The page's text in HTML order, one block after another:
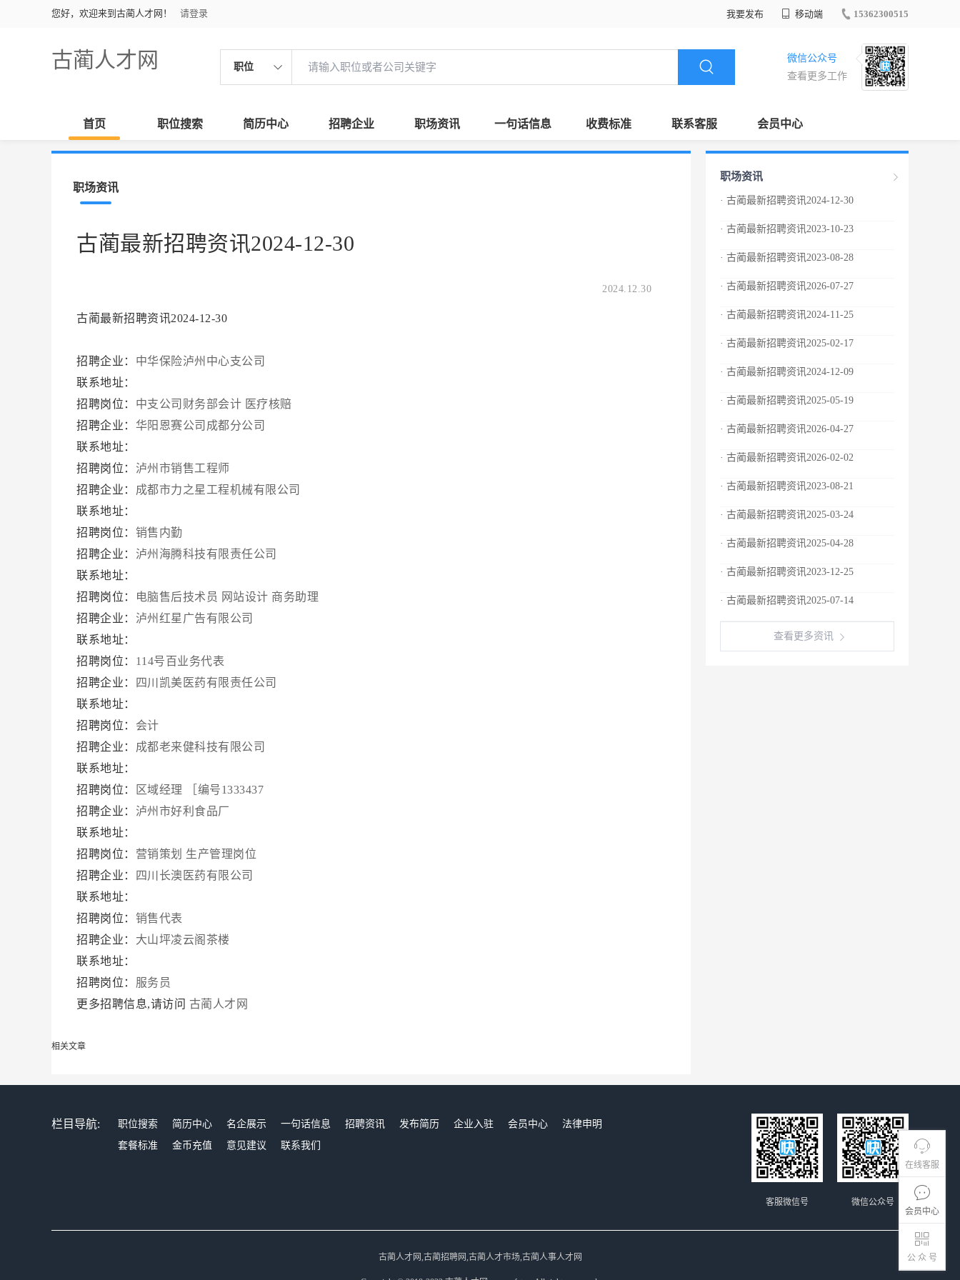
您好，欢迎来到古蔺人才网！ 请登录 我要发布 移动端 15362300515
古蔺人才网 职位
微信公众号
查看更多工作
首页 职位搜索 简历中心 招聘企业 职场资讯 一句话信息 收费标准 联系客服 会员中心
在线客服
会员中心
公 众 号
职场资讯
古蔺最新招聘资讯2024-12-30
2024.12.30
古蔺最新招聘资讯2024-12-30
招聘企业： 中华保险泸州中心支公司
联系地址：
招聘岗位： 中支公司财务部会计 医疗核赔
招聘企业： 华阳恩赛公司成都分公司
联系地址：
招聘岗位： 泸州市销售工程师
招聘企业： 成都市力之星工程机械有限公司
联系地址：
招聘岗位： 销售内勤
招聘企业： 泸州海腾科技有限责任公司
联系地址：
招聘岗位：
电脑售后技术员 网站设计 商务助理
招聘企业： 泸州红星广告有限公司
联系地址：
招聘岗位： 114号百业务代表
招聘企业：
四川凯美医药有限责任公司
联系地址：
招聘岗位： 会计
招聘企业： 成都老来健科技有限公司
联系地址：
招聘岗位：
区域经理
［编号1333437
招聘企业： 泸州市好利食品厂
联系地址：
招聘岗位： 营销策划 生产管理岗位
招聘企业：
四川长澳医药有限公司
联系地址：
招聘岗位： 销售代表
招聘企业： 大山坪凌云阁茶楼
联系地址：
招聘岗位： 服务员
更多招聘信息,请访问 古蔺人才网
相关文章
职场资讯
· 古蔺最新招聘资讯2024-12-30
· 古蔺最新招聘资讯2023-10-23
· 古蔺最新招聘资讯2023-08-28
· 古蔺最新招聘资讯2026-07-27
· 古蔺最新招聘资讯2024-11-25
· 古蔺最新招聘资讯2025-02-17
· 古蔺最新招聘资讯2024-12-09
· 古蔺最新招聘资讯2025-05-19
· 古蔺最新招聘资讯2026-04-27
· 古蔺最新招聘资讯2026-02-02
· 古蔺最新招聘资讯2023-08-21
· 古蔺最新招聘资讯2025-03-24
· 古蔺最新招聘资讯2025-04-28
· 古蔺最新招聘资讯2023-12-25
· 古蔺最新招聘资讯2025-07-14
查看更多资讯
栏目导航: 职位搜索 简历中心 名企展示 一句话信息 招聘资讯 发布简历 企业入驻 会员中心
法律申明
套餐标准
金币充值 意见建议 联系我们
微信公众号
客服微信号
古蔺人才网,古蔺招聘网,古蔺人才市场,古蔺人事人才网